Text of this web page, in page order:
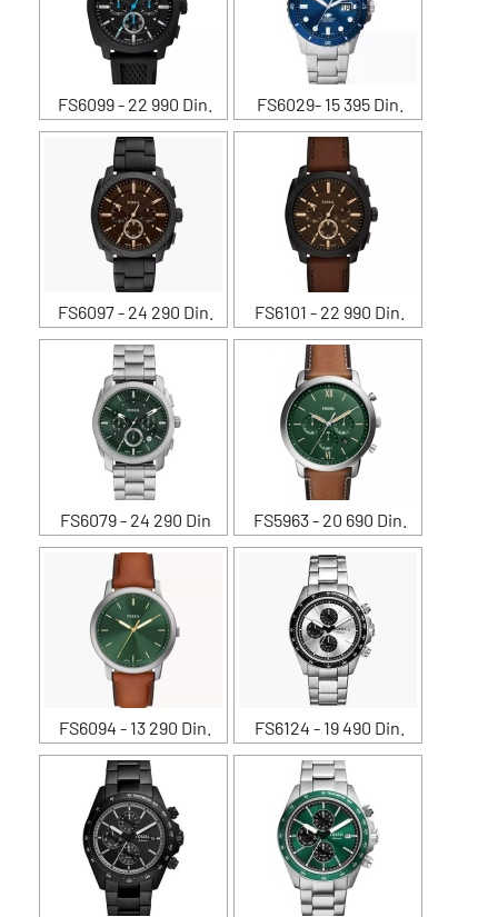
FS6099 - 22 990 Din. FS6029- 15 395 Din.
FS6097 - 24 290 Din. FS6101 - 22 990 Din.
FS6079 - 24 290 Din FS5963 - 20 690 Din.
FS6094 - 13 290 Din. FS6124 - 19 490 Din.